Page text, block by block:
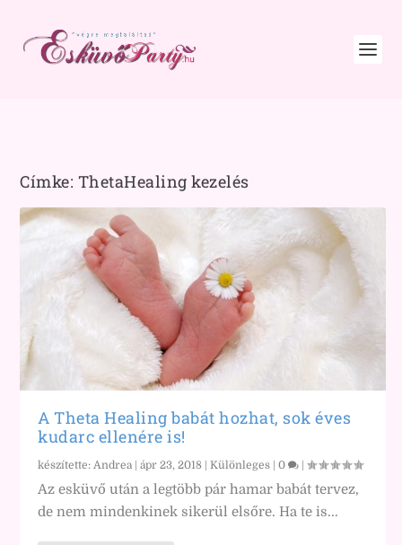
Címke: ThetaHealing kezelés
A Theta Healing babát hozhat, sok éves
kudarc ellenére is!
készítette: Andrea |ápr 23, 2018 |Különleges |0 |
Az esküvő után a legtöbb pár hamar babát tervez,
de nem mindenkinek sikerül elsőre. Ha te is...